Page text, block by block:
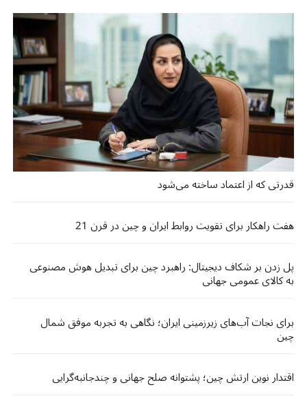
قدرتی که از اعتماد ساخته می‌شود
هفت راهکار برای تقویت روابط ایران و چین در قرن 21
پل زدن بر شکاف دیجیتال: راهبرد چین برای تبدیل هوش مصنوعی
به کالای عمومی جهانی
برای نجات آب‌های زیرزمینی ایران؛ نگاهی به تجربه موفق شمال
چین
اقتدار نوین ارتش چین؛ پشتوانه‌ صلح جهانی و چندجانبه‌گرایی